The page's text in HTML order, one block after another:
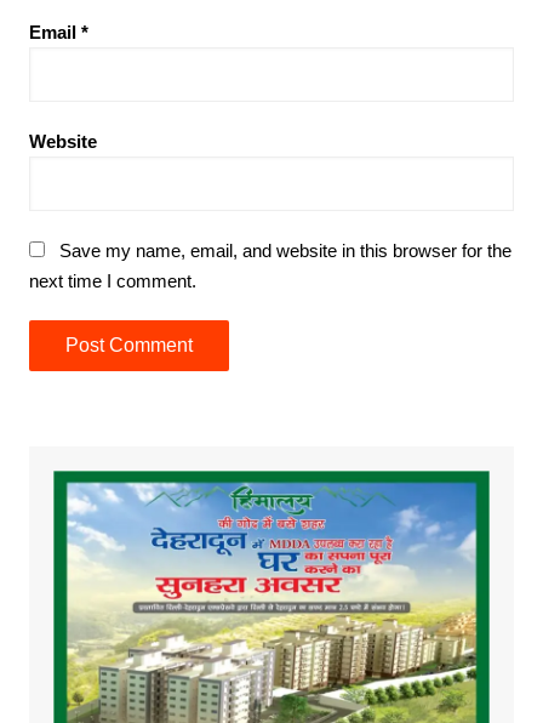
Email *
Website
Save my name, email, and website in this browser for the
next time I comment.